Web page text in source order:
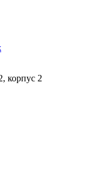
корпус 2